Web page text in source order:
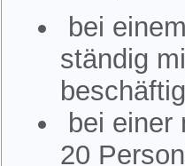
bei
ständig
bei einer
20